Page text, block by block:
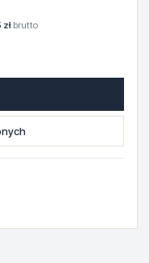
złbrutto